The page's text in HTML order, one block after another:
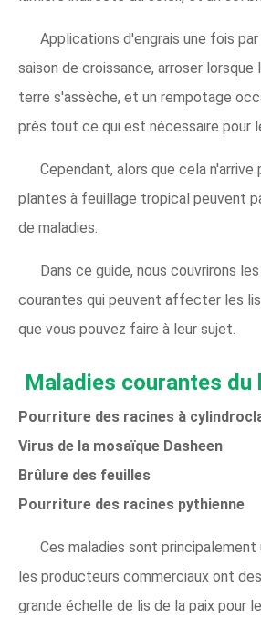
Applications d'engrais une fois
saison de croissance, arroser lorsque
terre s'assèche, et un rempotage
près tout ce qui est nécessaire pour
Cependant, alors que cela n'arrive
plantes à feuillage tropical peuvent
de maladies.
Dans ce guide, nous couvrirons
courantes qui peuvent affecter les
que vous pouvez faire à leur sujet.
Maladies courantes du
Pourriture des racines à
Virus de la mosaïque Dasheen
Brûlure des feuilles
Pourriture des racines pythienne
Ces maladies sont
les producteurs commerciaux ont
grande échelle de lis de la paix pour